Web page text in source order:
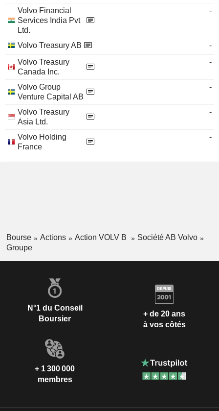
Volvo Financial
Services India Pvt
Ltd.
-
Volvo Treasury AB
-
Volvo Treasury
Canada Inc.
-
Volvo Group
Venture Capital AB
-
Volvo Treasury
Asia Ltd.
-
Volvo Holding
France
-
Bourse Actions Action VOLV B
Société AB Volvo
Groupe
N°1 du Conseil
Boursier
+ de 20 ans
à vos côtés
+ 1 300 000
membres